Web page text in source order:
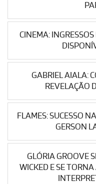
CINEMA:
GABRIEL AIALA:
REVELAÇÃO
FLAMES: SUCESSO
GERSON
GLÓRIA GROOVE
WICKED E SE